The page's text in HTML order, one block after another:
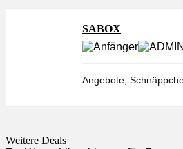
SABOX
Angebote,
Weitere Deals